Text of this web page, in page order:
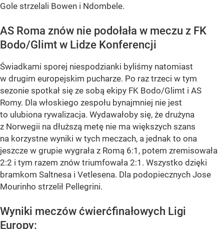
Gole strzelali Bowen i Ndombele.
AS Roma znów nie podołała w meczu z FK
Bodo/Glimt w Lidze Konferencji
Świadkami sporej niespodzianki byliśmy natomiast
w drugim europejskim pucharze. Po raz trzeci w tym
sezonie spotkał się ze sobą ekipy FK Bodo/Glimt i AS
Romy. Dla włoskiego zespołu bynajmniej nie jest
to ulubiona rywalizacja. Wydawałoby się, że drużyna
z Norwegii na dłuższą metę nie ma większych szans
na korzystne wyniki w tych meczach, a jednak to ona
jeszcze w grupie wygrała z Romą 6:1, potem zremisowała
2:2 i tym razem znów triumfowała 2:1. Wszystko dzięki
bramkom Saltnesa i Vetlesena. Dla podopiecznych Jose
Mourinho strzelił Pellegrini.
Wyniki meczów ćwierćfinałowych Ligi
Europy: